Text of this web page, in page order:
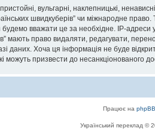
вульгарні, наклепницькі,
швидкуберів” чи міжнародне
вважати це за необхідне. IP-адреси
мають право видаляти, редагувати,
даних. Хоча ця інформація не буде
можуть призвести до несанкціонованого
Працює на phpBB
Український переклад ©